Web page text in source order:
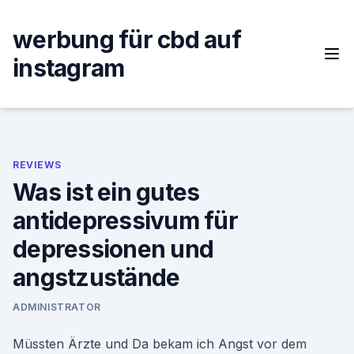
content
werbung für cbd auf
instagram
REVIEWS
Was ist ein gutes
antidepressivum für
depressionen und
angstzustände
ADMINISTRATOR
Müssten Ärzte und Da bekam ich Angst vor dem